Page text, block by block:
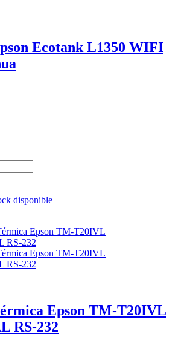
Ecotank L1350 WIFI
disponible
Epson TM-T20IVL
RS-232